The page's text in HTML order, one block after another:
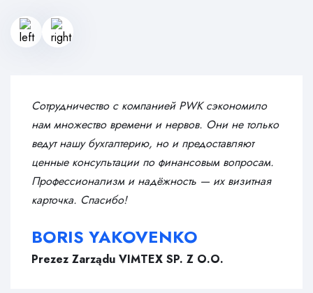
Сотрудничество с компанией PWK сэкономило
нам множество времени и нервов. Они не только
ведут нашу бухгалтерию, но и предоставляют
ценные консультации по финансовым вопросам.
Профессионализм и надёжность — их визитная
карточка. Спасибо!
BORIS YAKOVENKO
Prezez Zarządu VIMTEX SP. Z O.O.